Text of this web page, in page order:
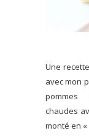
Une
avec mon
pommes
chaudes
monté en